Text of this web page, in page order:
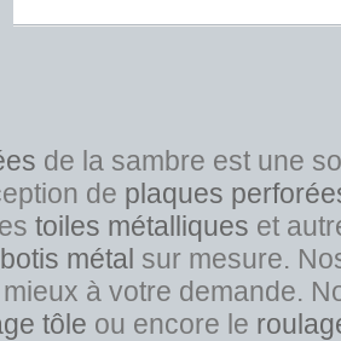
de la sambre est une
de plaques
toiles métalliques et
métal sur mesure.
à votre demande.
tôle ou encore le